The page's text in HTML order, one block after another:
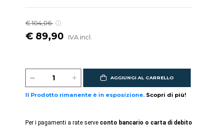
€ 104,06
€ 89,90 IVA incl.
AGGIUNGI AL CARRELLO
Il Prodotto rimanente è in esposizione. Scopri di più!
Per i pagamenti a rate serve conto bancario o carta di debito